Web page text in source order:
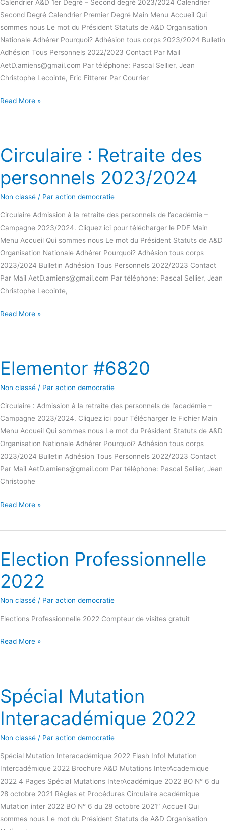
Calendrier A&D 1er Degré – Second degré 2023/2024 Calendrier
Second Degré Calendrier Premier Degré Main Menu Accueil Qui
sommes nous Le mot du Président Statuts de A&D Organisation
Nationale Adhérer Pourquoi? Adhésion tous corps 2023/2024 Bulletin
Adhésion Tous Personnels 2022/2023 Contact Par Mail
AetD.amiens@gmail.com Par téléphone: Pascal Sellier, Jean
Christophe Lecointe, Eric Fitterer Par Courrier
2023/2024
Read More »
Circulaire : Retraite des
personnels 2023/2024
Non classé / Par action democratie
Circulaire Admission à la retraite des personnels de l’académie –
Campagne 2023/2024. Cliquez ici pour télécharger le PDF Main
Menu Accueil Qui sommes nous Le mot du Président Statuts de A&D
Organisation Nationale Adhérer Pourquoi? Adhésion tous corps
2023/2024 Bulletin Adhésion Tous Personnels 2022/2023 Contact
Par Mail AetD.amiens@gmail.com Par téléphone: Pascal Sellier, Jean
Christophe Lecointe,
Circulaire
Retraite
des
personnels
2023/2024
Read More »
Elementor #6820
Non classé / Par action democratie
Circulaire : Admission à la retraite des personnels de l’académie –
Campagne 2023/2024. Cliquez ici pour Télécharger le Fichier Main
Menu Accueil Qui sommes nous Le mot du Président Statuts de A&D
Organisation Nationale Adhérer Pourquoi? Adhésion tous corps
2023/2024 Bulletin Adhésion Tous Personnels 2022/2023 Contact
Par Mail AetD.amiens@gmail.com Par téléphone: Pascal Sellier, Jean
Christophe
Elementor
#6820
Read More »
Election Professionnelle
2022
Non classé / Par action democratie
Elections Professionnelle 2022 Compteur de visites gratuit
Election
Professionnelle
2022
Read More »
Spécial Mutation
Interacadémique 2022
Non classé / Par action democratie
Spécial Mutation Interacadémique 2022 Flash Info! Mutation
Intercadémique 2022 Brochure A&D Mutations InterAcademique
2022 4 Pages Spécial Mutations InterAcadémique 2022 BO N° 6 du
28 octobre 2021 Règles et Procédures Circulaire académique
Mutation inter 2022 BO N° 6 du 28 octobre 2021″ Accueil Qui
sommes nous Le mot du Président Statuts de A&D Organisation
Spécial
Mutation
Interacadémique